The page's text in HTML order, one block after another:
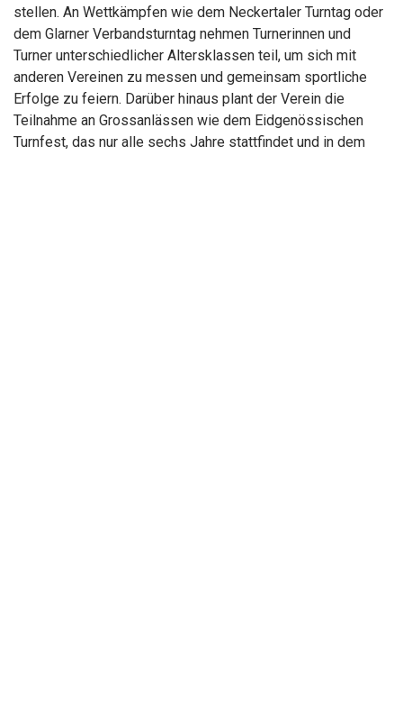
stellen. An Wettkämpfen wie dem Neckertaler Turntag oder
dem Glarner Verbandsturntag nehmen Turnerinnen und
Turner unterschiedlicher Altersklassen teil, um sich mit
anderen Vereinen zu messen und gemeinsam sportliche
Erfolge zu feiern. Darüber hinaus plant der Verein die
Teilnahme an Grossanlässen wie dem Eidgenössischen
Turnfest, das nur alle sechs Jahre stattfindet und in dem